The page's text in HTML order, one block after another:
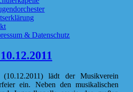
& Datenschutz
lädt der Musikverein
ein. Neben den musikalischen